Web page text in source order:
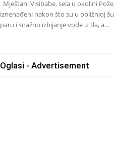
Mještani Visibabe, sela u okolini
iznenađeni nakon što su u obližnjoj
paru i snažno izbijanje vode iz tla, a...
Oglasi - Advertisement